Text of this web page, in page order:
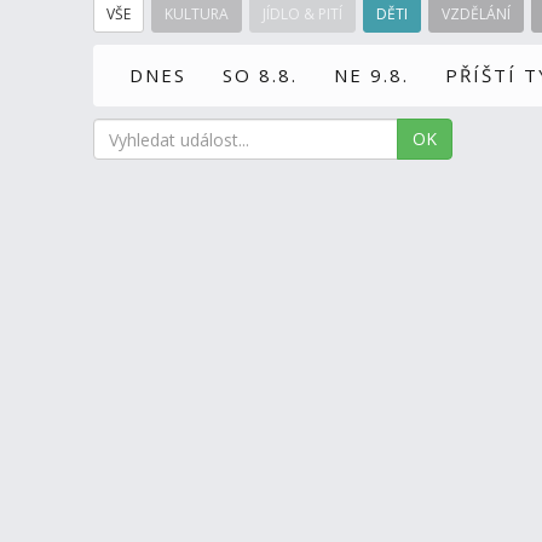
VŠE KULTURA JÍDLO & PITÍ DĚTI VZDĚLÁNÍ
DNES SO 8.8. NE 9.8. PŘÍŠTÍ
OK